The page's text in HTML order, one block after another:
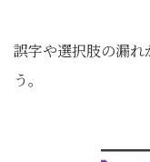
誤字や選択肢の漏れ
う。